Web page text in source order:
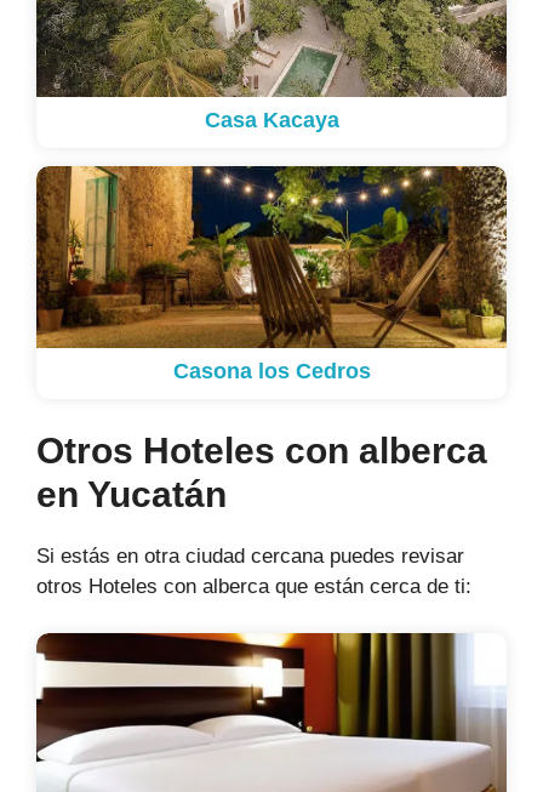
Casa Kacaya
Casona los Cedros
Otros Hoteles con alberca
en Yucatán
Si estás en otra ciudad cercana puedes revisar
otros Hoteles con alberca que están cerca de ti: